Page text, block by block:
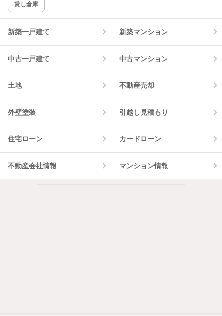
該当件数:
1件
貸し倉庫
新築一戸建て 新築マンション
中古一戸建て 中古マンション
土地 不動産売却
外壁塗装 引越し見積もり
住宅ローン カードローン
不動産会社情報 マンション情報